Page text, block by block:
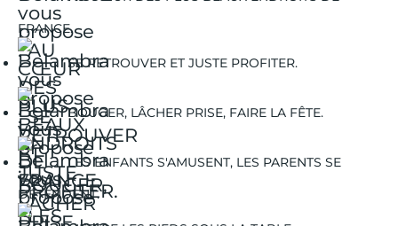
FRANCE.
SE RETROUVER ET JUSTE PROFITER.
BOUGER, LÂCHER PRISE, FAIRE LA FÊTE.
LES ENFANTS S'AMUSENT, LES PARENTS SE
DÉTENDENT.